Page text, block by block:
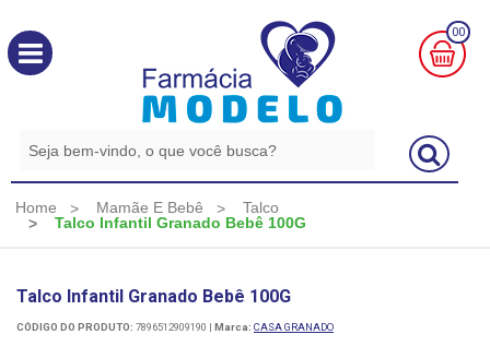
00
0,00
Home Mamãe E Bebê
Talco
Talco Infantil Granado Bebê 100G
Talco Infantil Granado Bebê 100G
CÓDIGO DO PRODUTO: 7896512909190 | Marca: CASA GRANADO